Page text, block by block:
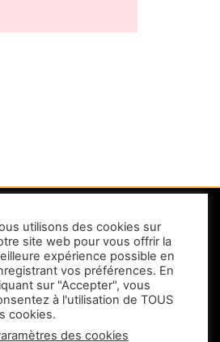
INFORMATIONS
de confidentialité
Mentions légales
Nous contacter
utilisons des cookies sur
site web pour vous offrir la
expérience possible en
vos préférences. En
sur "Accepter", vous
à l'utilisation de TOUS
cookies.
des cookies